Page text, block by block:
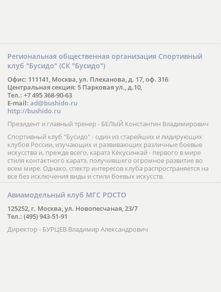
Региональная общественная организация Спортивный
клуб "Бусидо" (СК "Бусидо")
Офис: 111141, Москва, ул. Плеханова, д. 17, оф. 316
Центральная секция: 5 Парковая ул., д.10,
Тел.: +7 495 368-90-63
E-mail: ad@bushido.ru
http://bushido.ru
Президент и главный тренер - БЕЛЫЙ Константин Владимирович
Спортивный клуб "Бусидо" - один из старейших и лидирующих
клубов России, изучающих и развивающих различные боевые
искусства и, прежде всего, каратэ Кёкусинкай - первого в мире
стиля контактного каратэ, получившего огромное развитие во
всем мире. Однако, спектр интересов клуба распространяется на
все без исключения виды и стили боевых искусств.
Авиамодельный клуб МГС РОСТО
125252, г. Москва, ул. Новопесчаная, 23/7
Тел.: (495) 943-51-91
Директор - БУРЦЕВ Владимир Александрович